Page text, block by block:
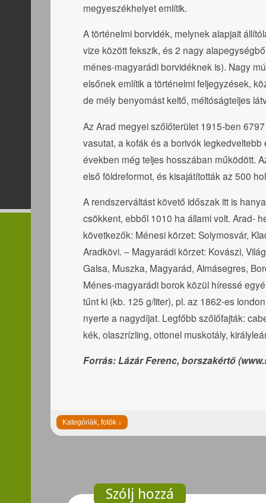
megyeszékhelyet említik.
A történelmi borvidék, melynek alapjait
vize között fekszik, és 2 nagy
ménes-magyarádi borvidéknek is). Nagy
elsőnek említik a történelmi feljegyzések,
de mély benyomást keltő, méltóságteljes
Az Arad megyei szőlőterület 1915-ben
vasutat, a kofák és a borivók
években még teljes hosszában működött.
első földreformot, és kisajátították az 500
A rendszerváltást követő időszak itt is
csökkent, ebből 1010 ha állami volt. Arad-
következők: Ménesi körzet: Solymosvár,
Aradkövi. – Magyarádi körzet: Kovászi,
Galsa, Muszka, Magyarád, Almásegres,
Ménes-magyarádi borok közül híressé
tűnt ki (kb. 125 g/liter), pl. az 1862-es
nyerte a nagydíjat. Legfőbb szőlőfajták:
kék, olaszrízling, ottonel muskotály,
Forrás: Lázár Ferenc, borszakértő
Szólj hozzá